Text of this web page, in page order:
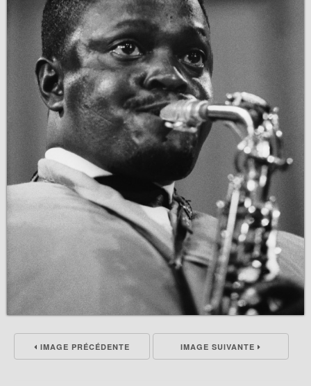
IMAGE PRÉCÉDENTE IMAGE SUIVANTE